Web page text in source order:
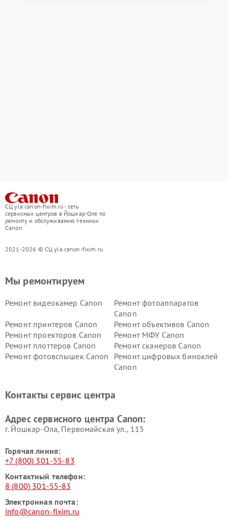
СЦ yla.canon-fixim.ru - сеть
сервисных центров в Йошкар-Оле по
ремонту и обслуживанию техники
Canon
2021-2026 © СЦ yla.canon-fixim.ru
Мы ремонтируем
Ремонт видеокамер Canon
Ремонт фотоаппаратов
Canon
Ремонт принтеров Canon
Ремонт объективов Canon
Ремонт проекторов Canon
Ремонт МФУ Canon
Ремонт плоттеров Canon
Ремонт сканеров Canon
Ремонт фотовспышек Canon
Ремонт цифровых биноклей
Canon
Контакты сервис центра
Адрес сервисного центра Canon:
г. Йошкар-Ола, Первомайская ул., 115
Горячая линия:
+7 (800) 301-55-83
Контактный телефон:
8 (800) 301-55-83
Электронная почта:
info@canon-fixim.ru